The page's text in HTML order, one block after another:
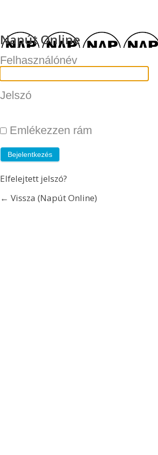
Napút Online
Felhasználónév
Jelszó
Emlékezzen rám
Elfelejtett jelszó?
← Vissza (Napút Online)